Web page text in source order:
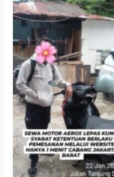
Cabang Jakarta Barat